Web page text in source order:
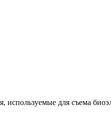
для съема